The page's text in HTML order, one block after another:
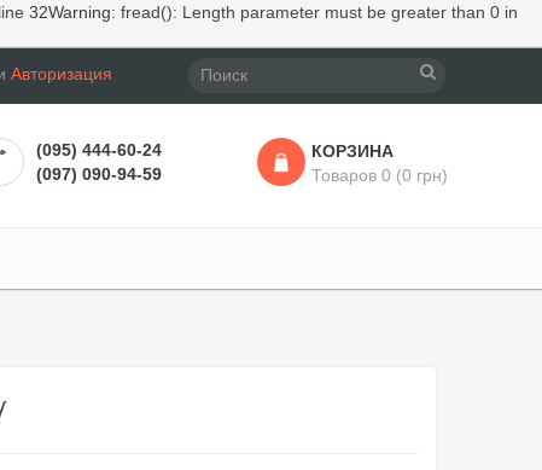
32Warning: fread(): Length parameter must be greater than 0 in
Авторизация
(095) 444-60-24
(097) 090-94-59
КОРЗИНА
Товаров 0 (0 грн)